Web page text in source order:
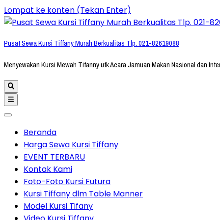
Lompat ke konten (Tekan Enter)
Pusat Sewa Kursi Tiffany Murah Berkualitas Tlp. 021-82619088
Menyewakan Kursi Mewah Tifanny utk Acara Jamuan Makan Nasional dan
Beranda
Harga Sewa Kursi Tiffany
EVENT TERBARU
Kontak Kami
Foto-Foto Kursi Futura
Kursi Tiffany dlm Table Manner
Model Kursi Tifany